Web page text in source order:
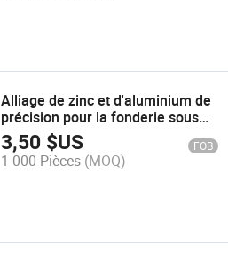
Alliage de zinc et d'aluminium de
précision pour la fonderie sous
pression d'instruments médicaux
et de pièces de rechange
automobiles
3,50 $US FOB
1 000 Pièces (MOQ)